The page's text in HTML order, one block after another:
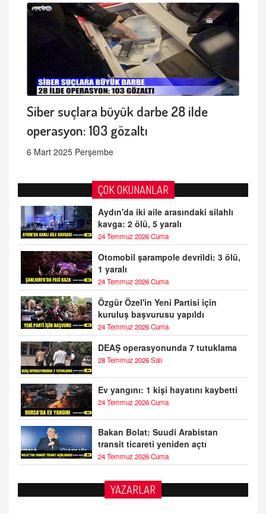
Siber suçlara büyük darbe 28 ilde
operasyon: 103 gözaltı
6 Mart 2025 Perşembe
ÇOK OKUNANLAR
Aydın'da iki aile arasındaki silahlı
kavga: 2 ölü, 5 yaralı
24 Temmuz 2026 Cuma
Otomobil şarampole devrildi: 3 ölü,
1 yaralı
24 Temmuz 2026 Cuma
Özgür Özel'in Yeni Partisi için
kuruluş başvurusu yapıldı
24 Temmuz 2026 Cuma
DEAŞ operasyonunda 7 tutuklama
28 Temmuz 2026 Salı
Ev yangını: 1 kişi hayatını kaybetti
24 Temmuz 2026 Cuma
Bakan Bolat: Suudi Arabistan
transit ticareti yeniden açtı
24 Temmuz 2026 Cuma
YAZARLAR